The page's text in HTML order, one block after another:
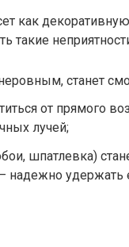
как
такие
станет
от прямого
лучей;
шпатлевка)
надежно удержать